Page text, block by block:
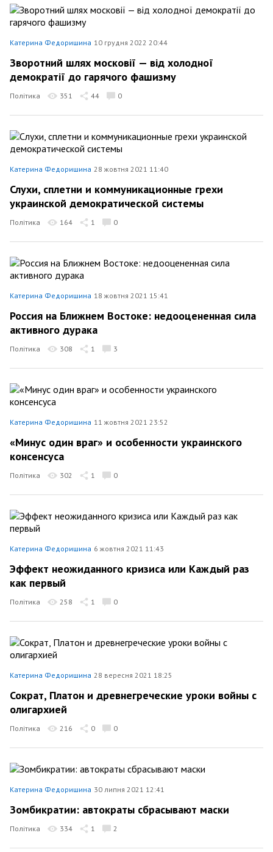
Катерина Федоришина 10 грудня 2022 20:44
Зворотний шлях московії — від холодної
демократії до гарячого фашизму
Політика 351 44 0
Катерина Федоришина 28 жовтня 2021 11:40
Слухи, сплетни и коммуникационные грехи
украинской демократической системы
Політика 164 1 0
Катерина Федоришина 18 жовтня 2021 15:41
Россия на Ближнем Востоке: недооцененная сила
активного дурака
Політика 308 1 3
Катерина Федоришина 11 жовтня 2021 23:52
«Минус один враг» и особенности украинского
консенсуса
Політика 302 1 0
Катерина Федоришина 6 жовтня 2021 11:43
Эффект неожиданного кризиса или Каждый раз
как первый
Політика 258 1 0
Катерина Федоришина 28 вересня 2021 18:25
Сократ, Платон и древнегреческие уроки войны с
олигархией
Політика 216 0 0
Катерина Федоришина 30 липня 2021 12:41
Зомбикратии: автократы сбрасывают маски
Політика 334 1 2